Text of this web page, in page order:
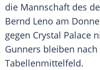
die Mannschaft des
Bernd Leno am
gegen Crystal Palace
Gunners bleiben
Tabellenmittelfeld.